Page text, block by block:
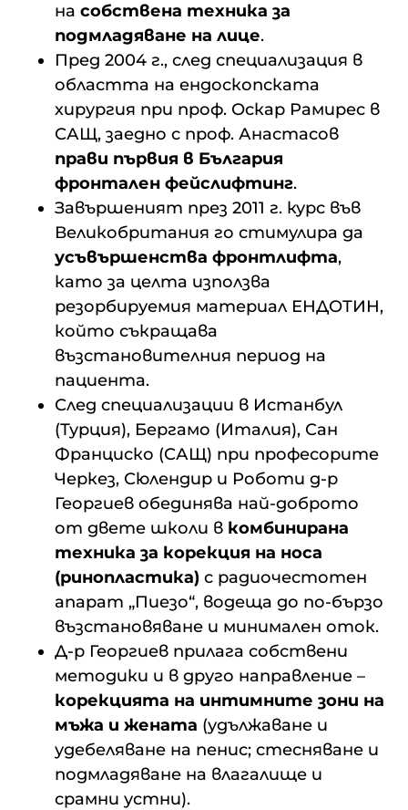
на собствена техника за
подмладяване на лице.
Пред 2004 г., след специализация в
областта на ендоскопската
хирургия при проф. Оскар Рамирес в
САЩ, заедно с проф. Анастасов
прави първия в България
фронтален фейслифтинг.
Завършеният през 2011 г. курс във
Великобритания го стимулира да
усъвършенства фронтлифта,
като за целта използва
резорбируемия материал ЕНДОТИН,
който съкращава
възстановителния период на
пациента.
След специализации в Истанбул
(Турция), Бергамо (Италия), Сан
Франциско (САЩ) при професорите
Черкез, Сюлендир и Роботи д-р
Георгиев обединява най-доброто
от двете школи в комбинирана
техника за корекция на носа
(ринопластика) с радиочестотен
апарат „Пиезо“, водеща до по-бързо
възстановяване и минимален оток.
Д-р Георгиев прилага собствени
методики и в друго направление –
корекцията на интимните зони на
мъжа и жената (удължаване и
удебеляване на пенис; стесняване и
подмладяване на влагалище и
срамни устни).